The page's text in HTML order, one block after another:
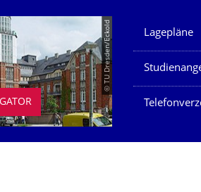
© TU Dresden/Eckold Unsere
Lagepläne